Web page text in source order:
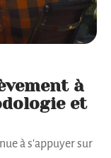
à
et
à s'appuyer sur